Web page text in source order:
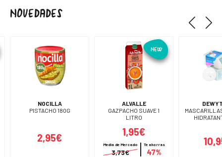
NOVEDADES
NOCILLA
PISTACHO 180G
2,95€
ALVALLE
GAZPACHO SUAVE 1
LITRO
1,95€
Media de Mercado
3,73€
Te ahorras
47%